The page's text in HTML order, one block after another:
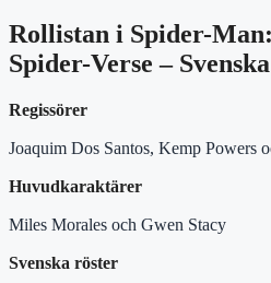
Rollistan i Spider-
Spider-Verse –
Regissörer
Joaquim Dos Santos, Kemp Powers
Huvudkaraktärer
Miles Morales och Gwen Stacy
Svenska röster